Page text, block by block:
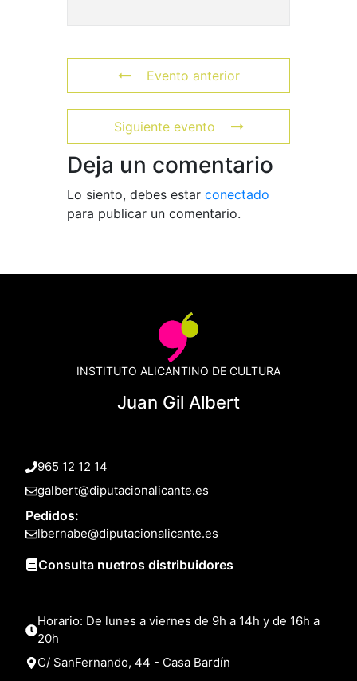
Evento anterior
Siguiente evento
Deja un comentario
Lo siento, debes estar conectado
para publicar un comentario.
INSTITUTO ALICANTINO DE CULTURA
Juan Gil Albert
965 12 12 14
galbert@diputacionalicante.es
Pedidos:
lbernabe@diputacionalicante.es
Consulta nuetros distribuidores
Horario: De lunes a viernes de 9h a 14h y de 16h a
20h
C/ SanFernando, 44 - Casa Bardín